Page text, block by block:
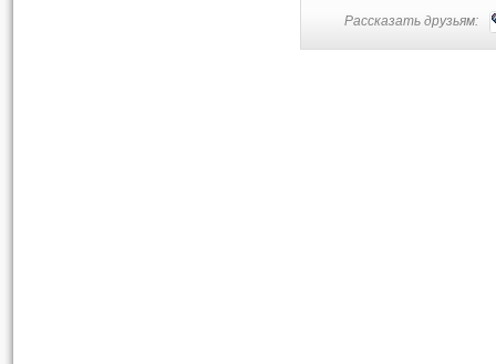
Рассказать друзьям: